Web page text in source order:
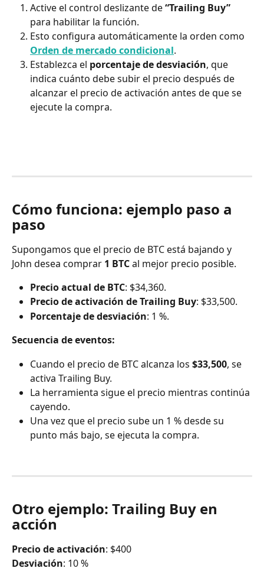
Active el control deslizante de “Trailing Buy”
para habilitar la función.
Esto configura automáticamente la orden como
Orden de mercado condicional.
Establezca el porcentaje de desviación, que
indica cuánto debe subir el precio después de
alcanzar el precio de activación antes de que se
ejecute la compra.
Cómo funciona: ejemplo paso a
paso
Supongamos que el precio de BTC está bajando y
John desea comprar 1 BTC al mejor precio posible.
Precio actual de BTC: $34,360.
Precio de activación de Trailing Buy: $33,500.
Porcentaje de desviación: 1 %.
Secuencia de eventos:
Cuando el precio de BTC alcanza los $33,500, se
activa Trailing Buy.
La herramienta sigue el precio mientras continúa
cayendo.
Una vez que el precio sube un 1 % desde su
punto más bajo, se ejecuta la compra.
Otro ejemplo: Trailing Buy en
acción
Precio de activación: $400
Desviación: 10 %